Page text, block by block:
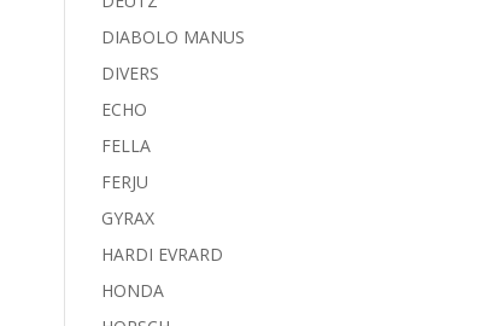
DIABOLO MANUS
DIVERS
ECHO
FELLA
FERJU
GYRAX
HARDI EVRARD
HONDA